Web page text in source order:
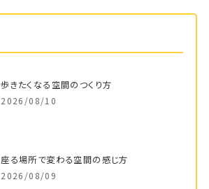
歩きたくなる空間のつくり方
2026/08/10
座る場所で変わる空間の感じ方
2026/08/09